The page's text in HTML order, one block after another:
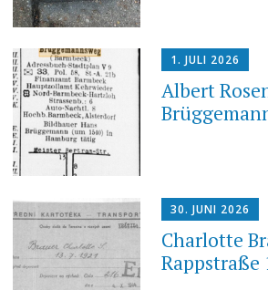
1. JULI 2026
Albert
30. JUNI 2026
Charlotte
Rappstraße